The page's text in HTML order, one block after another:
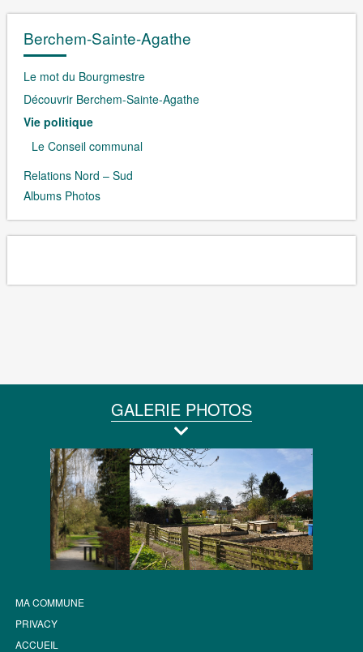
Berchem-Sainte-Agathe
Le mot du Bourgmestre
Découvrir Berchem-Sainte-Agathe
Vie politique
Le Conseil communal
Relations Nord – Sud
Albums Photos
GALERIE PHOTOS
MA COMMUNE
PRIVACY
ACCUEIL